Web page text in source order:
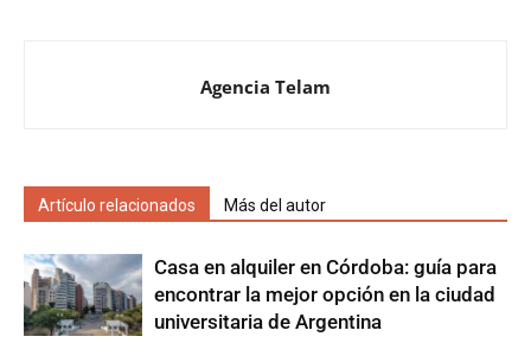
Agencia Telam
Artículo relacionados Más del autor
Casa en alquiler en Córdoba: guía para
encontrar la mejor opción en la ciudad
universitaria de Argentina